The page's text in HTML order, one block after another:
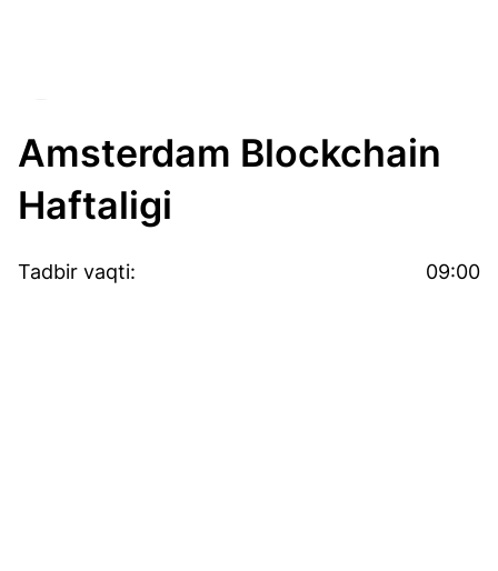
Amsterdam Blockchain
Haftaligi
Tadbir vaqti: 09:00